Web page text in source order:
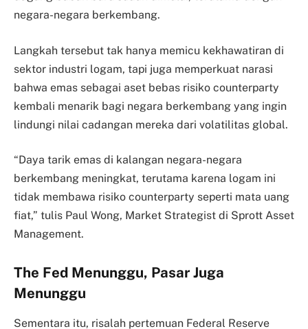
negara-negara berkembang.
Langkah tersebut tak hanya memicu kekhawatiran di
sektor industri logam, tapi juga memperkuat narasi
bahwa emas sebagai aset bebas risiko counterparty
kembali menarik bagi negara berkembang yang ingin
lindungi nilai cadangan mereka dari volatilitas global.
“Daya tarik emas di kalangan negara-negara
berkembang meningkat, terutama karena logam ini
tidak membawa risiko counterparty seperti mata uang
fiat,” tulis Paul Wong, Market Strategist di Sprott Asset
Management.
The Fed Menunggu, Pasar Juga
Menunggu
Sementara itu, risalah pertemuan Federal Reserve